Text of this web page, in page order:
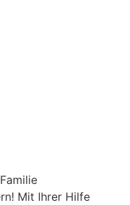
Mit Ihrer Hilfe